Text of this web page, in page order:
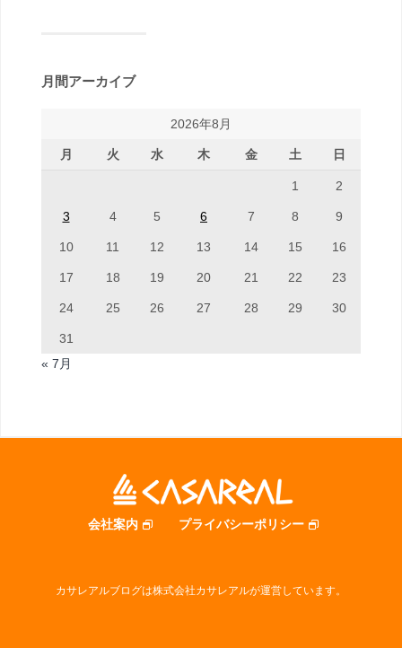
月間アーカイブ
2026年8月
月 火 水 木 金 土 日
1 2
3 4 5 6 7 8 9
10 11 12 13 14 15 16
17 18 19 20 21 22 23
24 25 26 27 28 29 30
31
« 7月
会社案内 プライバシーポリシー
カサレアルブログは株式会社カサレアルが運営しています。